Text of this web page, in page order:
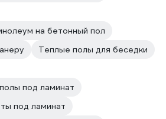
на бетонный пол
Теплые полы для беседки
под ламинат
под ламинат